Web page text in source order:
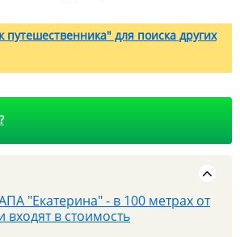
путешественника" для поиска других
"Екатерина" - в 100 метрах от
входят в стоимость